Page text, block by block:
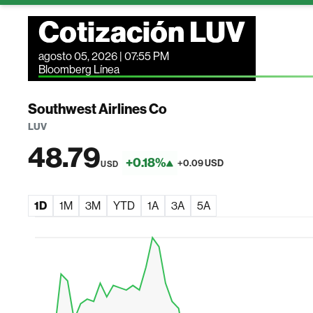
Cotización LUV
agosto 05, 2026 | 07:55 PM
Bloomberg Línea
Southwest Airlines Co
LUV
48.79USD +0.18% +0.09 USD
1D 1M 3M YTD 1A 3A 5A